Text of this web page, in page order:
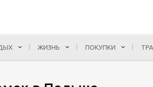
ЖИЗНЬ ПОКУПКИ